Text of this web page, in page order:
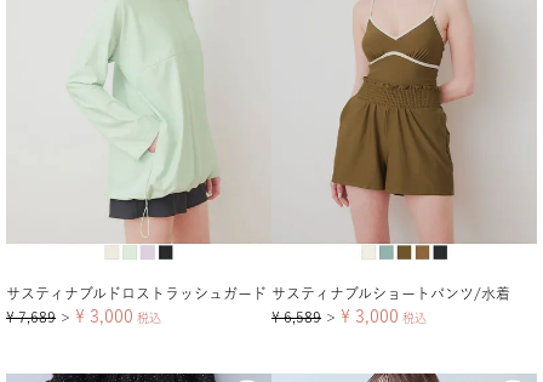
サスティナブルドロストラッシュガード
¥ 7,689 ＞ ¥ 3,000 税込
サスティナブルショートパンツ/水着
¥ 6,589 ＞ ¥ 3,000 税込